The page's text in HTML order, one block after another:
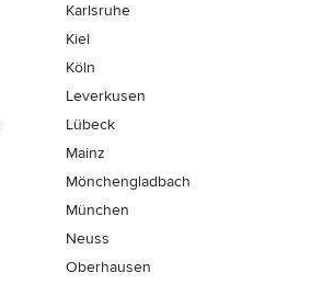
Karlsruhe
Kiel
Köln
Leverkusen
Lübeck
Mainz
Mönchen­gladbach
München
Neuss
Oberhausen